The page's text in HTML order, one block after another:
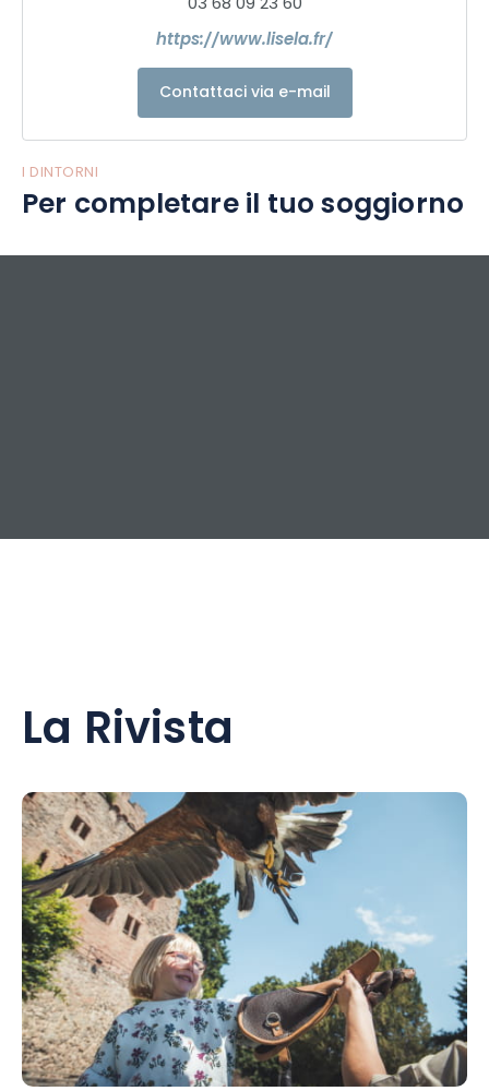
https://www.lisela.fr/
Contattaci via e-mail
I DINTORNI
Per completare il tuo soggiorno
La Rivista